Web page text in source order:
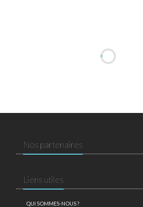
Nos partenaires
Liens utiles
QUI SOMMES-NOUS ?